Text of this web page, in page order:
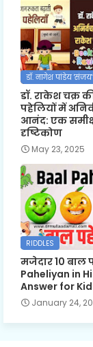
डॉ. नागेश पांडेय 'संजय'
डॉ. राकेश चक्र
पहेलियों में
आनंद: एक
दृष्टिकोण
May 23, 2025
RIDDLES
मजेदार 10 बाल
Paheliyan in
Answer for
January 24,